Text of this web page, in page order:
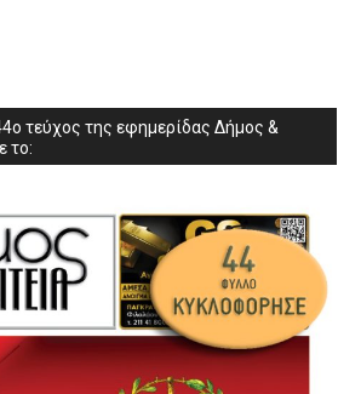
τεύχος της εφημερίδας Δήμος &
το: